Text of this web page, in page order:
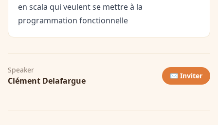
en scala qui veulent se mettre à la
programmation fonctionnelle
Speaker
Clément Delafargue ✉️ Inviter